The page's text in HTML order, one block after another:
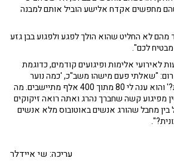
מחפשים אקדח אלישע הוביל אותם למבנה
מהם לא החליט שהוא הולך לפגע ולפגוע בבן גזע
לכם".
לאירועי אלימות ופיגועים קודמים, כדוגמת
"שאלתי פעם מישהו משב"כ, 'כמה נוער
גבעות לדעתו עושים בעיות?' והוא ענה לי 80 מתוך 400 אלף מתיישבים. מה
מפיגוע קשה שחברך נהרג ואתה רואה זיקוקים
מחבל שהורג אנשים באוטובוס מלא אנשים
עריכה: שי איידלר